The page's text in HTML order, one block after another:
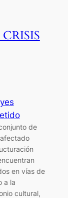
de
en vías de
a la
cultural,